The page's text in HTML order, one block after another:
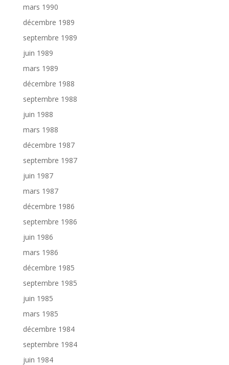
mars 1990
décembre 1989
septembre 1989
juin 1989
mars 1989
décembre 1988
septembre 1988
juin 1988
mars 1988
décembre 1987
septembre 1987
juin 1987
mars 1987
décembre 1986
septembre 1986
juin 1986
mars 1986
décembre 1985
septembre 1985
juin 1985
mars 1985
décembre 1984
septembre 1984
juin 1984